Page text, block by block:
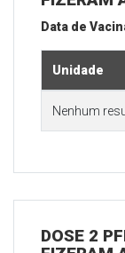
Data de
Unidade
Nenhum
DOSE 2